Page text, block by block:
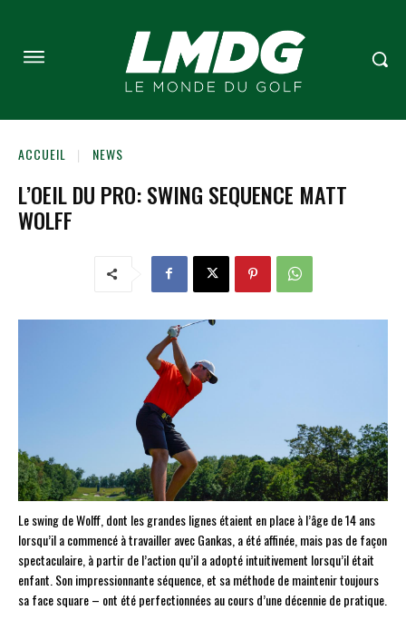
ACCUEIL NEWS
L’OEIL DU PRO: SWING SEQUENCE MATT
WOLFF
Le swing de Wolff, dont les grandes lignes étaient en place à l’âge de 14 ans
lorsqu’il a commencé à travailler avec Gankas, a été affinée, mais pas de façon
spectaculaire, à partir de l’action qu’il a adopté intuitivement lorsqu’il était
enfant. Son impressionnante séquence, et sa méthode de maintenir toujours
sa face square – ont été perfectionnées au cours d’une décennie de pratique.